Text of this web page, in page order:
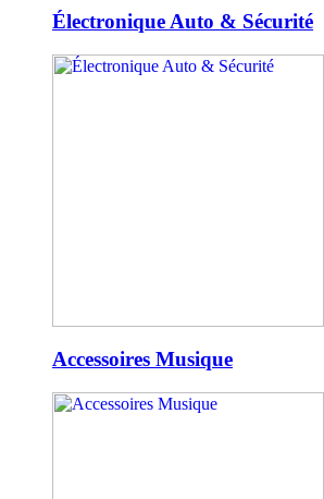
Électronique Auto & Sécurité
Accessoires Musique